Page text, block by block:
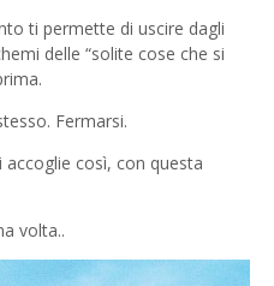
ti permette di uscire dagli
delle “solite cose che si
Fermarsi.
così, con questa
volta..